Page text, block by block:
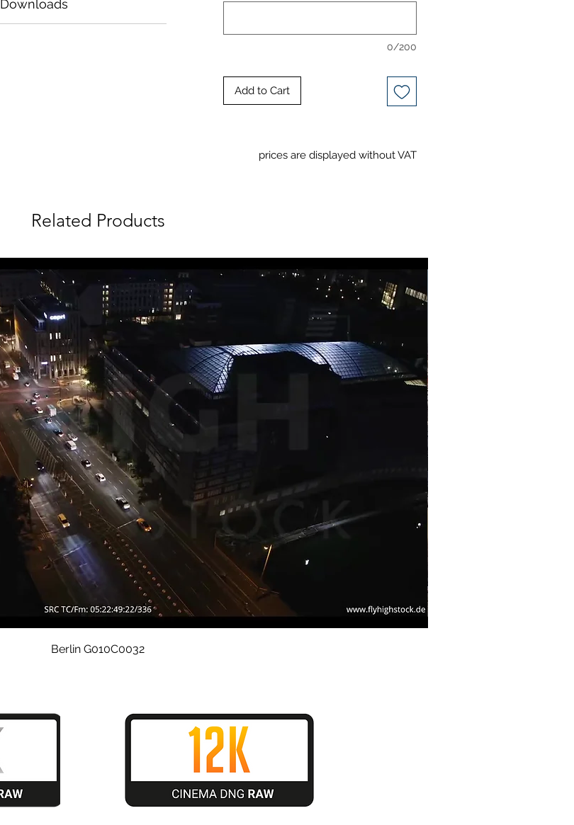
Downloads
0/200
Add to Cart
prices are displayed without VAT
Related Products
Quick View
Berlin G010C0032